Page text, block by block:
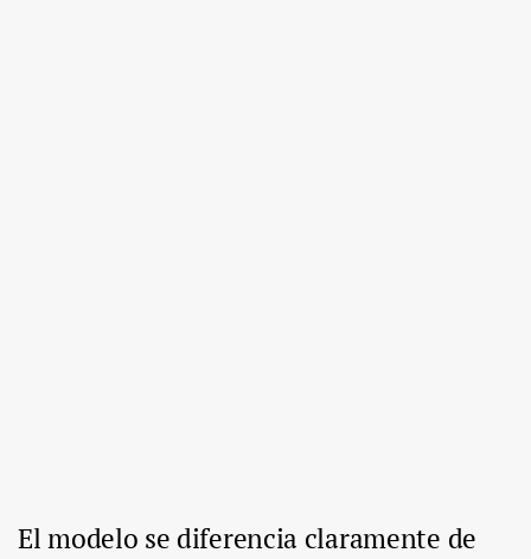
El modelo se diferencia claramente de